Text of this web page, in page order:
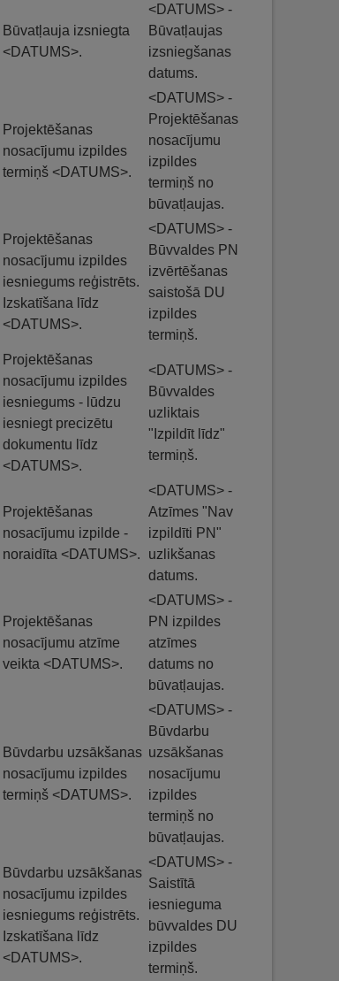
Būvatļauja izsniegta
<DATUMS>.
<DATUMS> -
Būvatļaujas
izsniegšanas
datums.
Projektēšanas
nosacījumu izpildes
termiņš <DATUMS>.
<DATUMS> -
Projektēšanas
nosacījumu
izpildes
termiņš no
būvatļaujas.
Projektēšanas
nosacījumu izpildes
iesniegums reģistrēts.
Izskatīšana līdz
<DATUMS>.
<DATUMS> -
Būvvaldes PN
izvērtēšanas
saistošā DU
izpildes
termiņš.
Projektēšanas
nosacījumu izpildes
iesniegums - lūdzu
iesniegt precizētu
dokumentu līdz
<DATUMS>.
<DATUMS> -
Būvvaldes
uzliktais
"Izpildīt līdz"
termiņš.
Projektēšanas
nosacījumu izpilde -
noraidīta <DATUMS>.
<DATUMS> -
Atzīmes "Nav
izpildīti PN"
uzlikšanas
datums.
Projektēšanas
nosacījumu atzīme
veikta <DATUMS>.
<DATUMS> -
PN izpildes
atzīmes
datums no
būvatļaujas.
Būvdarbu uzsākšanas
nosacījumu izpildes
termiņš <DATUMS>.
<DATUMS> -
Būvdarbu
uzsākšanas
nosacījumu
izpildes
termiņš no
būvatļaujas.
Būvdarbu uzsākšanas
nosacījumu izpildes
iesniegums reģistrēts.
Izskatīšana līdz
<DATUMS>.
<DATUMS> -
Saistītā
iesnieguma
būvvaldes DU
izpildes
termiņš.